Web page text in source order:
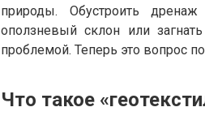
природы. Обустроить дренаж
оползневый склон или
проблемой. Теперь это вопрос
Что такое